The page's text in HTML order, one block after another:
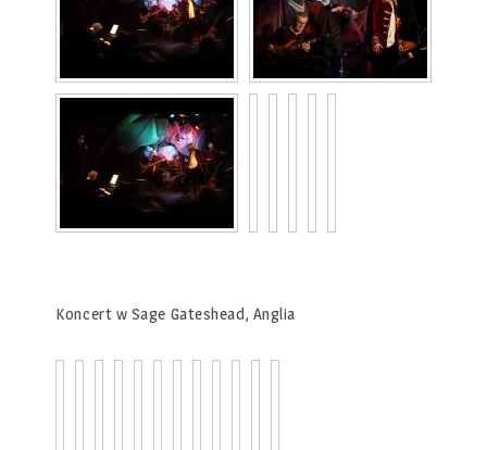
Koncert w Sage Gateshead, Anglia